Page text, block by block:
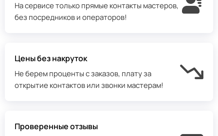
На сервисе только прямые контакты мастеров,
без посредников и операторов!
Цены без накруток
Не берем проценты с заказов, плату за
открытие контактов или звонки мастерам!
Проверенные отзывы